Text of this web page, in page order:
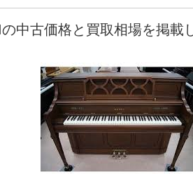
中古価格と買取相場を掲載